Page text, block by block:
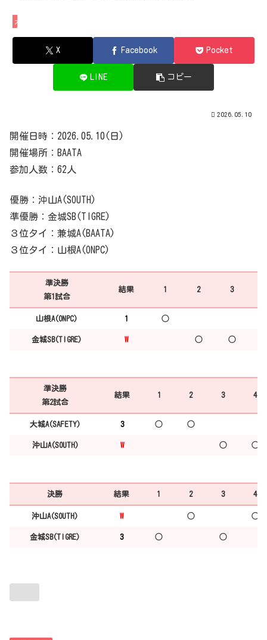
大会結果
X Facebook Pocket
LINE コピー
2026.05.10
開催日時：2026.05.10(日)
開催場所：BAATA
参加人数：62人
優勝：沖山A(SOUTH)
準優勝：金城SB(TIGRE)
３位タイ：兼城A(BAATA)
３位タイ：山根A(ONPC)
準決勝
第1試合
結果 1 2 3
山根A(ONPC) 1 ◯
金城SB(TIGRE) W ◯ ◯
準決勝
第2試合
結果 1 2 3 4
大城A(SAFETY) 3 ◯ ◯
沖山A(SOUTH) W ◯ ◯
決勝 結果 1 2 3 4
沖山A(SOUTH) W ◯ ◯
金城SB(TIGRE) 3 ◯ ◯